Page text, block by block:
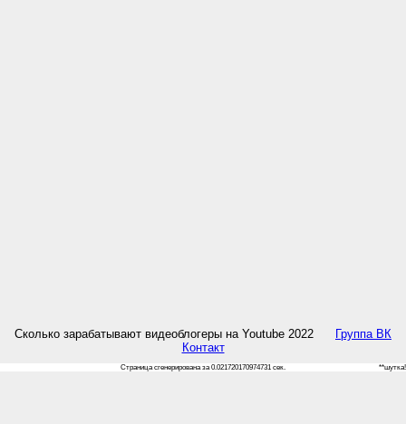
Сколько зарабатывают видеоблогеры на Youtube 2022
Группа ВК
Контакт
Страница сгенерирована за 0.021720170974731 сек. **шутка!